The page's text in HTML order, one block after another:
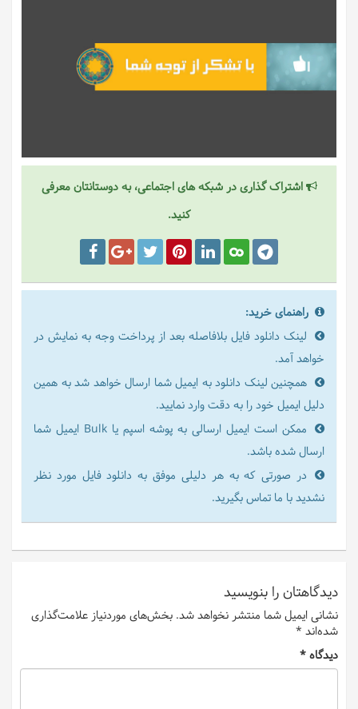
اشتراک گذاری در شبکه های اجتماعی، به دوستانتان معرفی
کنید.
راهنمای خرید:
لینک دانلود فایل بلافاصله بعد از پرداخت وجه به نمایش در
خواهد آمد.
همچنین لینک دانلود به ایمیل شما ارسال خواهد شد به همین
دلیل ایمیل خود را به دقت وارد نمایید.
ممکن است ایمیل ارسالی به پوشه اسپم یا Bulk ایمیل شما
ارسال شده باشد.
در صورتی که به هر دلیلی موفق به دانلود فایل مورد نظر
نشدید با ما تماس بگیرید.
دیدگاهتان را بنویسید
نشانی ایمیل شما منتشر نخواهد شد. بخش‌های موردنیاز علامت‌گذاری
شده‌اند *
دیدگاه*